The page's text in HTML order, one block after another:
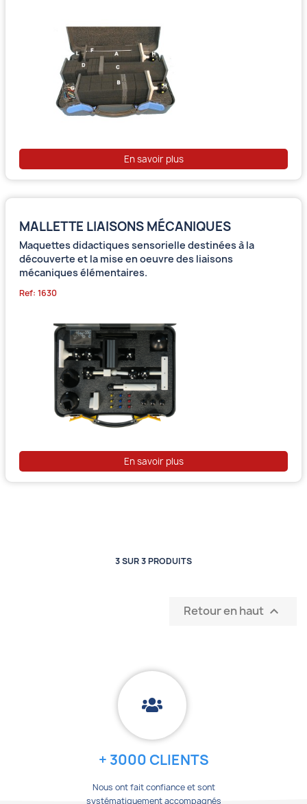
En savoir plus
MALLETTE LIAISONS MÉCANIQUES
Maquettes didactiques sensorielle destinées à la
découverte et la mise en oeuvre des liaisons
mécaniques élémentaires.
Ref: 1630
En savoir plus
3 SUR 3 PRODUITS
Retour en haut 
+ 3000 CLIENTS
Nous ont fait confiance et sont
systématiquement accompagnés